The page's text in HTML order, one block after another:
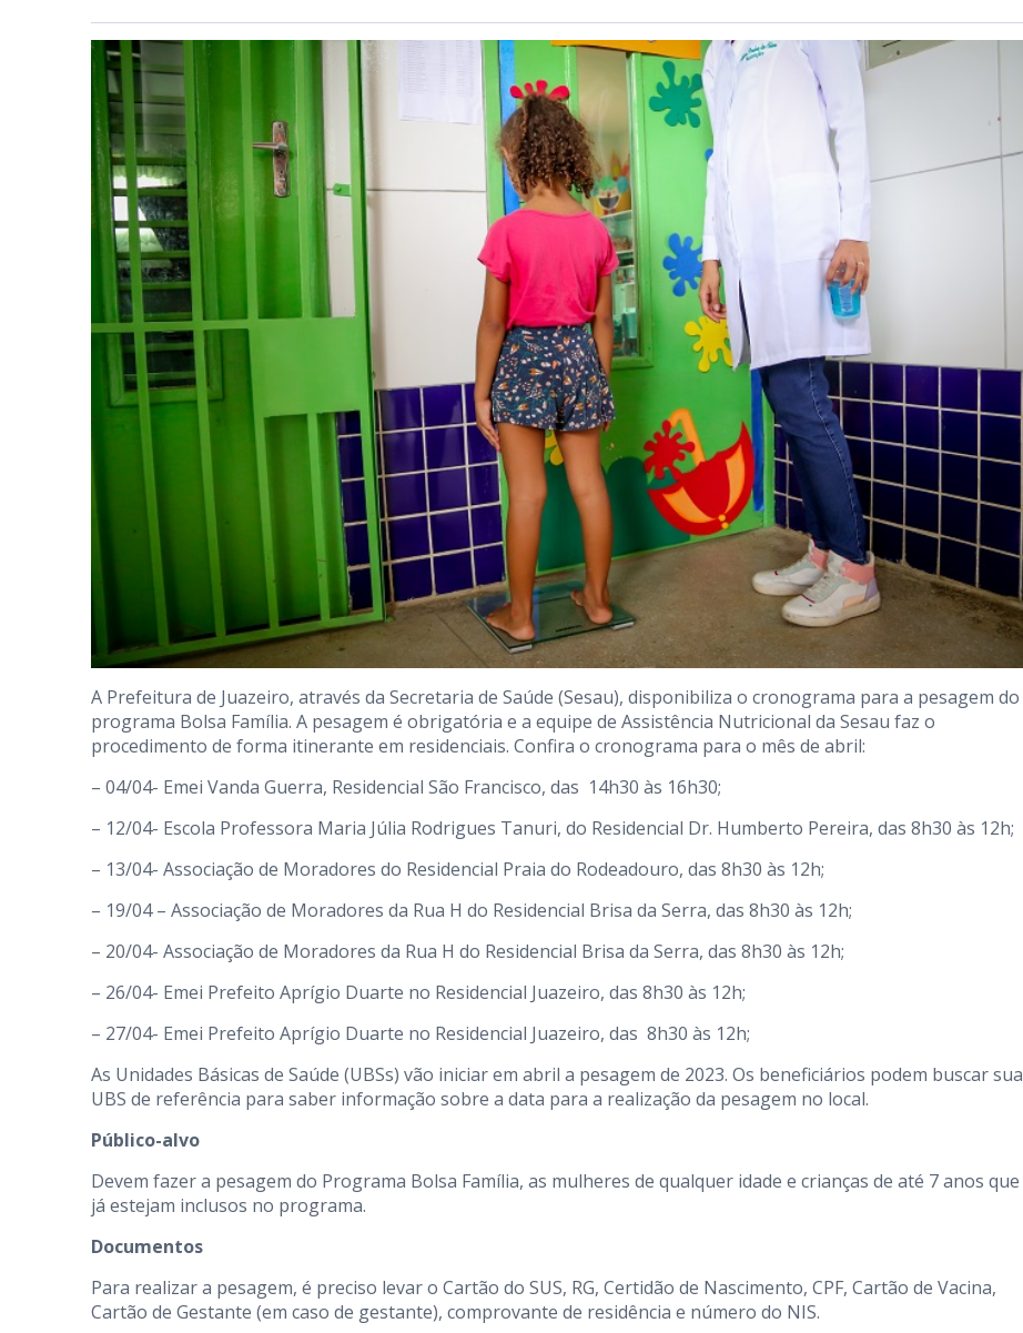
A Prefeitura de Juazeiro, através da Secretaria de Saúde (Sesau), disponibiliza o cronograma para a pesagem do
programa Bolsa Família. A pesagem é obrigatória e a equipe de Assistência Nutricional da Sesau faz o
procedimento de forma itinerante em residenciais. Confira o cronograma para o mês de abril:
– 04/04- Emei Vanda Guerra, Residencial São Francisco, das 14h30 às 16h30;
– 12/04- Escola Professora Maria Júlia Rodrigues Tanuri, do Residencial Dr. Humberto Pereira, das 8h30 às 12h;
– 13/04- Associação de Moradores do Residencial Praia do Rodeadouro, das 8h30 às 12h;
– 19/04 – Associação de Moradores da Rua H do Residencial Brisa da Serra, das 8h30 às 12h;
– 20/04- Associação de Moradores da Rua H do Residencial Brisa da Serra, das 8h30 às 12h;
– 26/04- Emei Prefeito Aprígio Duarte no Residencial Juazeiro, das 8h30 às 12h;
– 27/04- Emei Prefeito Aprígio Duarte no Residencial Juazeiro, das 8h30 às 12h;
As Unidades Básicas de Saúde (UBSs) vão iniciar em abril a pesagem de 2023. Os beneficiários podem buscar sua
UBS de referência para saber informação sobre a data para a realização da pesagem no local.
Público-alvo
Devem fazer a pesagem do Programa Bolsa Família, as mulheres de qualquer idade e crianças de até 7 anos que
já estejam inclusos no programa.
Documentos
Para realizar a pesagem, é preciso levar o Cartão do SUS, RG, Certidão de Nascimento, CPF, Cartão de Vacina,
Cartão de Gestante (em caso de gestante), comprovante de residência e número do NIS.